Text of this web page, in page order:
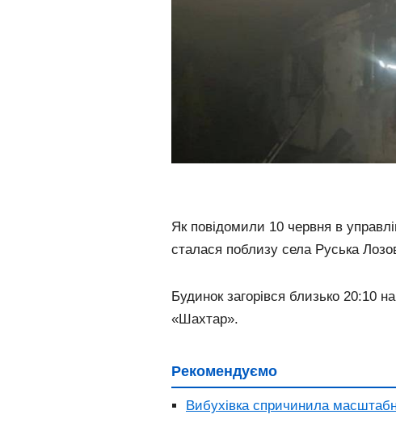
Як повідомили 10 червня в
сталася поблизу села Руська
Будинок загорівся близько 20:10
«Шахтар».
Рекомендуємо
Вибухівка спричинила